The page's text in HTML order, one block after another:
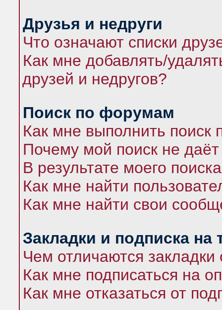
Друзья и недруги
Что означают списки
Как мне добавлять/
друзей и недругов?
Поиск по форумам
Как мне выполнить
Почему мой поиск не даёт
В результате моего
Как мне найти
Как мне найти свои
Закладки и подписка на
Чем отличаются закладки
Как мне подписаться на
Как мне отказаться от